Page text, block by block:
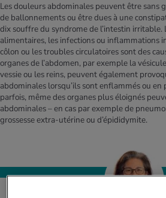
Calculateur d’IMC
Calculez votre besoin en calories
Course & Jogging
Détente active
Réduire la tension artérielle
Douleurs nerveuses
Les douleurs abdominales peuvent être sans
de ballonnements ou être dues à une
dix souffre du syndrome de l’intestin irritable.
alimentaires, les infections ou inflammations
côlon ou les troubles circulatoires sont des
organes de l’abdomen, par exemple la
vessie ou les reins, peuvent également
abdominales lorsqu’ils sont enflammés ou en
parfois, même des organes plus éloignés
abdominales – en cas par exemple de
grossesse extra-utérine ou d’épididymite.